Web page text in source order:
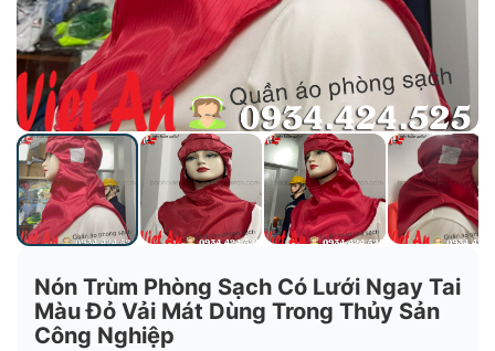
Nón Trùm Phòng Sạch Có Lưới Ngay Tai
Màu Đỏ Vải Mát Dùng Trong Thủy Sản
Công Nghiệp